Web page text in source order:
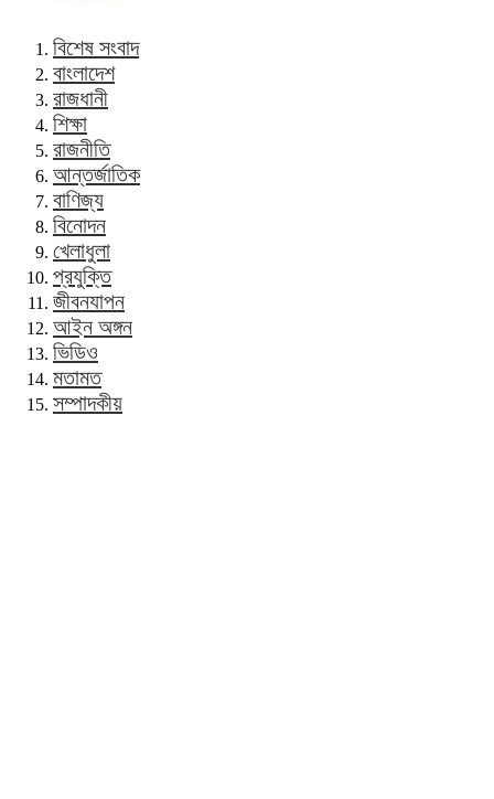
বিশেষ সংবাদ
বাংলাদেশ
রাজধানী
শিক্ষা
রাজনীতি
আন্তর্জাতিক
বাণিজ্য
বিনোদন
খেলাধুলা
প্রযুক্তি
জীবনযাপন
আইন অঙ্গন
ভিডিও
মতামত
সম্পাদকীয়